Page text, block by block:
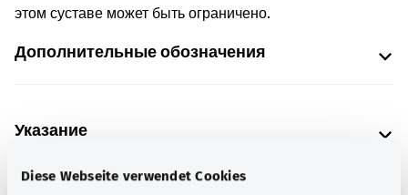
Diese Webseite verwendet Cookies
этом суставе может быть ограничено.
Дополнительные обозначения
Указание